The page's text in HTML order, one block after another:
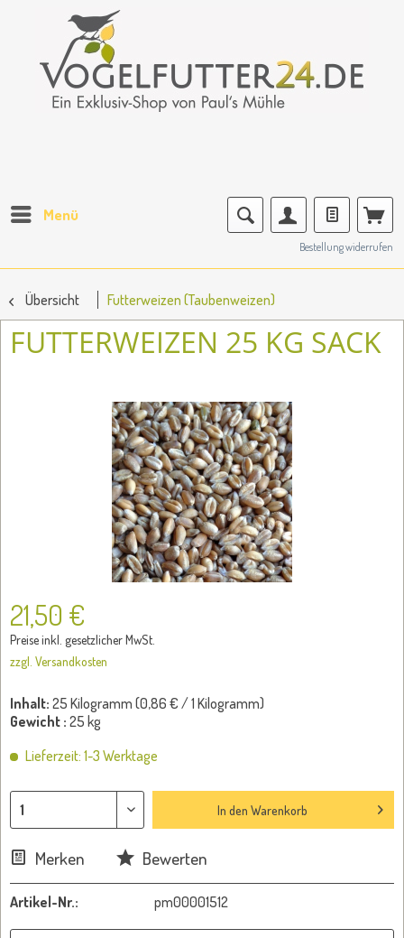
Menü
Bestellung widerrufen
Übersicht Futterweizen (Taubenweizen)
FUTTERWEIZEN 25 KG SACK
21,50 €
Preise inkl. gesetzlicher MwSt.
zzgl. Versandkosten
Inhalt: 25 Kilogramm (0,86 € / 1 Kilogramm)
Gewicht : 25 kg
Lieferzeit: 1-3 Werktage
In den Warenkorb
Merken Bewerten
Artikel-Nr.: pm00001512